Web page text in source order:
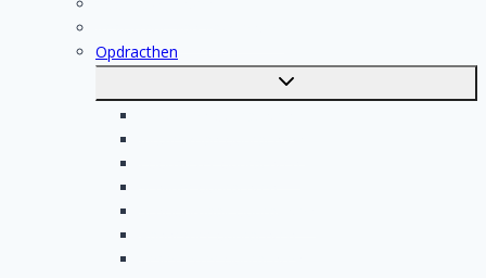
Opdracthen
Toggle